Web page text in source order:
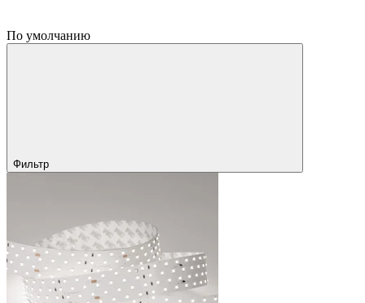
По умолчанию
Фильтр